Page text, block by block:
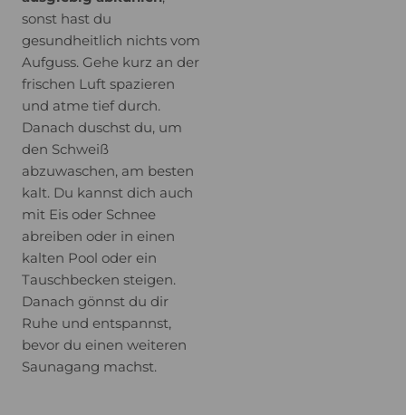
sonst hast du
gesundheitlich nichts vom
Aufguss. Gehe kurz an der
frischen Luft spazieren
und atme tief durch.
Danach duschst du, um
den Schweiß
abzuwaschen, am besten
kalt. Du kannst dich auch
mit Eis oder Schnee
abreiben oder in einen
kalten Pool oder ein
Tauschbecken steigen.
Danach gönnst du dir
Ruhe und entspannst,
bevor du einen weiteren
Saunagang machst.